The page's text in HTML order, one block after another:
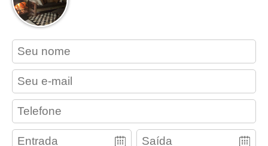
contact_name
contact_email
contact_phone